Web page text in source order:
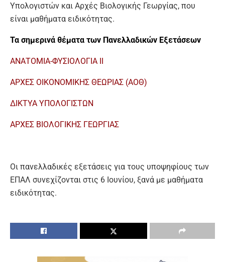
Υπολογιστών και Αρχές Βιολογικής Γεωργίας, που
είναι μαθήματα ειδικότητας.
Τα σημερινά θέματα των Πανελλαδικών Εξετάσεων
ΑΝΑΤΟΜΙΑ-ΦΥΣΙΟΛΟΓΙΑ II
ΑΡΧΕΣ ΟΙΚΟΝΟΜΙΚΗΣ ΘΕΩΡΙΑΣ (ΑΟΘ)
ΔΙΚΤΥΑ ΥΠΟΛΟΓΙΣΤΩΝ
ΑΡΧΕΣ ΒΙΟΛΟΓΙΚΗΣ ΓΕΩΡΓΙΑΣ
Οι πανελλαδικές εξετάσεις για τους υποψηφίους των
ΕΠΑΛ συνεχίζονται στις 6 Ιουνίου, ξανά με μαθήματα
ειδικότητας.